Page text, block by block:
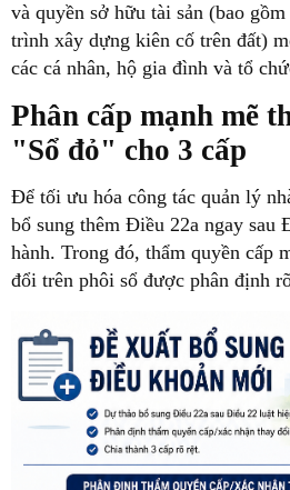
và quyền sở hữu tài sản (bao
trình xây dựng kiên cố trên đất)
các cá nhân, hộ gia đình và tổ
Phân cấp mạnh mẽ
"Sổ đỏ" cho 3 cấp
Để tối ưu hóa công tác quản lý
bổ sung thêm Điều 22a ngay sau
hành. Trong đó, thẩm quyền cấp
đổi trên phôi sổ được phân định